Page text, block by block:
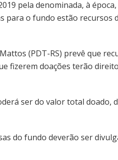
pela denominada, à
para o fundo estão recursos
(PDT-RS) prevê que
fizerem doações terão
ser do valor total doado,
do fundo deverão ser